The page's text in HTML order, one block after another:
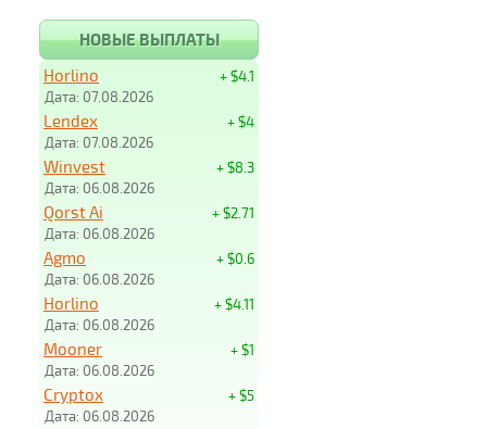
НОВЫЕ ВЫПЛАТЫ
+ $4.1
Horlino
Дата: 07.08.2026
+ $4
Lendex
Дата: 07.08.2026
+ $8.3
Winvest
Дата: 06.08.2026
+ $2.71
Qorst Ai
Дата: 06.08.2026
+ $0.6
Agmo
Дата: 06.08.2026
+ $4.11
Horlino
Дата: 06.08.2026
+ $1
Mooner
Дата: 06.08.2026
+ $5
Cryptox
Дата: 06.08.2026